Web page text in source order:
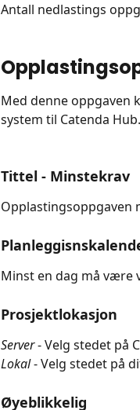
Antall nedlastings
Med denne oppgaven
system til Catenda Hub.
Tittel - Minstekrav
Opplastingsoppgaven
Minst en dag må være
Prosjektlokasjon
Server - Velg stedet på
Lokal - Velg stedet på
Øyeblikkelig